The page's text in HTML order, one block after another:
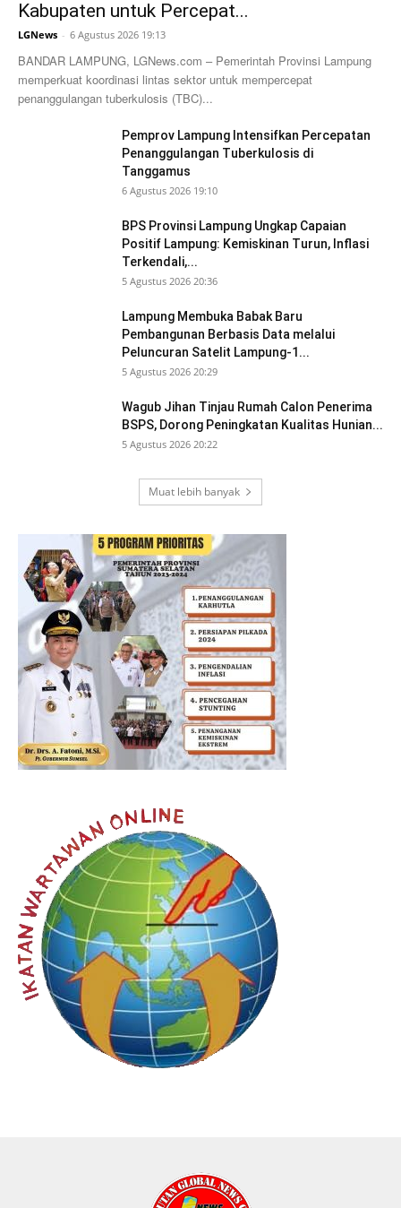
Kabupaten untuk Percepat...
LGNews - 6 Agustus 2026 19:13
BANDAR LAMPUNG, LGNews.com – Pemerintah Provinsi Lampung
memperkuat koordinasi lintas sektor untuk mempercepat
penanggulangan tuberkulosis (TBC)...
Pemprov Lampung Intensifkan Percepatan
Penanggulangan Tuberkulosis di
Tanggamus
6 Agustus 2026 19:10
BPS Provinsi Lampung Ungkap Capaian
Positif Lampung: Kemiskinan Turun, Inflasi
Terkendali,...
5 Agustus 2026 20:36
Lampung Membuka Babak Baru
Pembangunan Berbasis Data melalui
Peluncuran Satelit Lampung-1...
5 Agustus 2026 20:29
Wagub Jihan Tinjau Rumah Calon Penerima
BSPS, Dorong Peningkatan Kualitas Hunian...
5 Agustus 2026 20:22
Muat lebih banyak